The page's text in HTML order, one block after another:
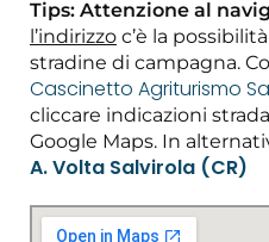
Tips: Attenzione al
l’indirizzo c’è la
stradine di campagna.
Cascinetto Agriturismo
cliccare indicazioni
Google Maps. In
A. Volta Salvirola (CR)